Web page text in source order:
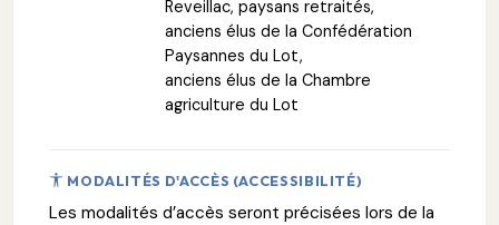
Reveillac, paysans retraités,
anciens élus de la Confédération
Paysannes du Lot,
anciens élus de la Chambre
agriculture du Lot
MODALITÉS D'ACCÈS (ACCESSIBILITÉ)
Les modalités d’accès seront précisées lors de la